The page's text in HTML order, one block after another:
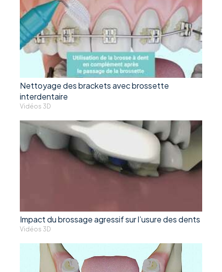
Nettoyage des brackets avec brossette
interdentaire
Vidéos 3D
Impact du brossage agressif sur l’usure des dents
Vidéos 3D